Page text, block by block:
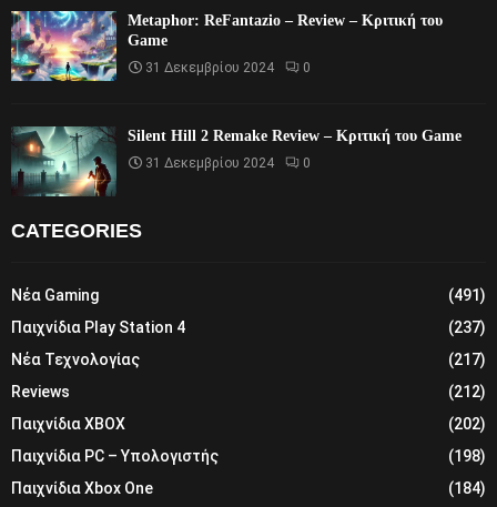
Metaphor: ReFantazio – Review – Κριτική του
Game
31 Δεκεμβρίου 2024 0
Silent Hill 2 Remake Review – Κριτική του Game
31 Δεκεμβρίου 2024 0
CATEGORIES
Νέα Gaming
(491)
Παιχνίδια Play Station 4
(237)
Νέα Τεχνολογίας
(217)
Reviews
(212)
Παιχνίδια XBOX
(202)
Παιχνίδια PC – Υπολογιστής
(198)
Παιχνίδια Xbox One
(184)